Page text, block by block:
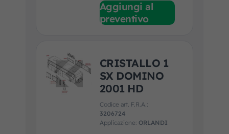
Aggiungi al
preventivo
CRISTALLO 1
SX DOMINO
2001 HD
Codice art. F.R.A.:
3206724
Applicazione: ORLANDI